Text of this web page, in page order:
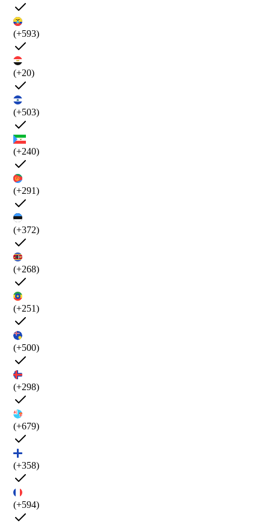
(+593)
(+20)
(+503)
(+240)
(+291)
(+372)
(+268)
(+251)
(+500)
(+298)
(+679)
(+358)
(+594)